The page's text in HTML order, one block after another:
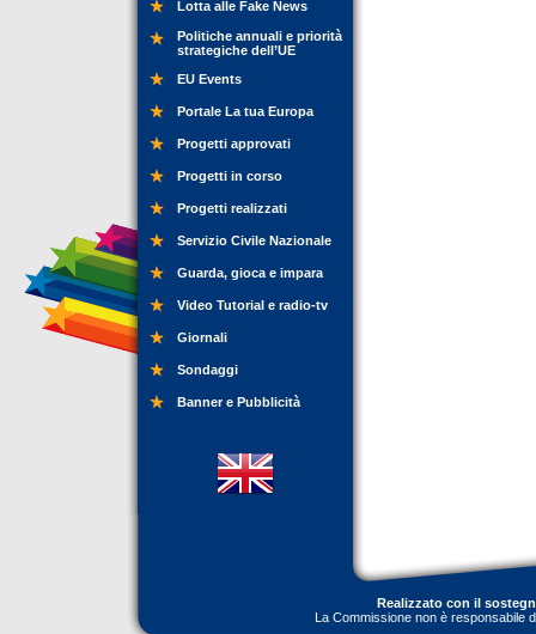
Lotta alle Fake News
Politiche annuali e priorità
strategiche dell’UE
EU Events
Portale La tua Europa
Progetti approvati
Progetti in corso
Progetti realizzati
Servizio Civile Nazionale
Guarda, gioca e impara
Video Tutorial e radio-tv
Giornali
Sondaggi
Banner e Pubblicità
Realizzato con il
La Commissione non è responsabile